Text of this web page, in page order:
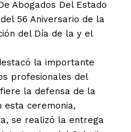
Abogados Del Estado
56 Aniversario de la
del Día de la y el
la importante
profesionales del
la defensa de la
esta ceremonia,
se realizó la entrega